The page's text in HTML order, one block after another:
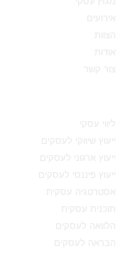
אירועים
הצוות
אודות
צור קשר
ליווי עסקי
ייעוץ שיווקי לעסקים
ייעוץ ארגוני לעסקים
ייעוץ פיננסי לעסקים
אסטרטגיה עסקית
תוכנית עסקית
הלוואה לעסקים
הבראה לעסקים